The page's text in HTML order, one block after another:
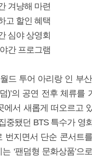
겨냥해 마련
고 할인 혜택
심야 상영회
간 프로그램
드 투어 아리랑 인 부
)’의 공연 전후 체류를
에서 새롭게 떠오르고
중됐던 BTS 특수가 영
번지면서 단순 콘서트
‘팬덤형 문화상품’으